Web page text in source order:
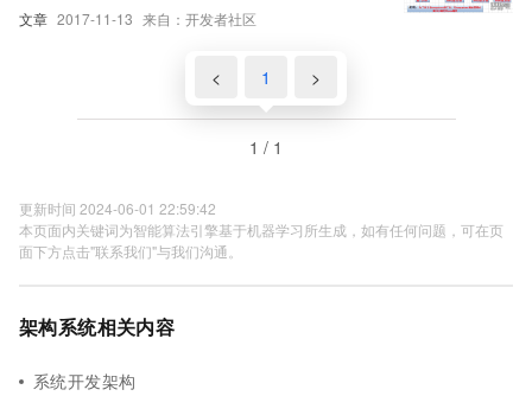
文章 2017-11-13 来自：开发者社区
< 1 >
1 / 1
更新时间 2024-06-01 22:59:42
本页面内关键词为智能算法引擎基于机器学习所生成，如有任何问题，可在页
面下方点击"联系我们"与我们沟通。
架构系统相关内容
系统开发架构